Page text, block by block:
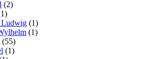
(2)
Ludwig (1)
(1)
(55)
(1)